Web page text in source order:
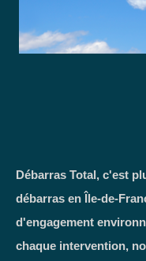
Débarras Total, c'est
débarras en Île-de-
d'engagement
chaque intervention,